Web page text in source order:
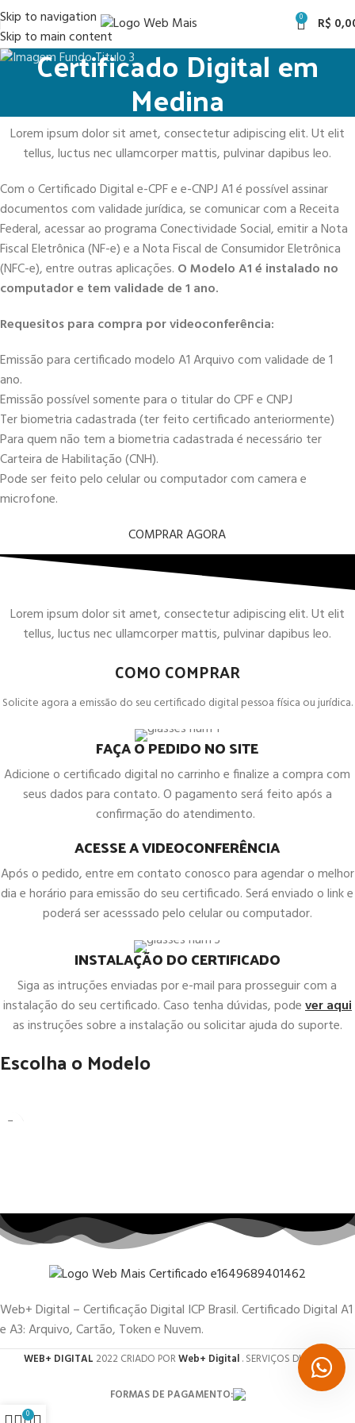
Skip to navigation
Skip to main content
0 R$
Certificado Digital em
Medina
Lorem ipsum dolor sit amet, consectetur adipiscing elit. Ut elit
tellus, luctus nec ullamcorper mattis, pulvinar dapibus leo.
Com o Certificado Digital e-CPF e e-CNPJ A1 é possível assinar
documentos com validade jurídica, se comunicar com a Receita
Federal, acessar ao programa Conectividade Social, emitir a Nota
Fiscal Eletrônica (NF-e) e a Nota Fiscal de Consumidor Eletrônica
(NFC-e), entre outras aplicações. O Modelo A1 é instalado no
computador e tem validade de 1 ano.
Requesitos para compra por videoconferência:
Emissão para certificado modelo A1 Arquivo com validade de 1
ano.
Emissão possível somente para o titular do CPF e CNPJ
Ter biometria cadastrada (ter feito certificado anteriormente)
Para quem não tem a biometria cadastrada é necessário ter
Carteira de Habilitação (CNH).
Pode ser feito pelo celular ou computador com camera e
microfone.
COMPRAR AGORA
Lorem ipsum dolor sit amet, consectetur adipiscing elit. Ut elit
tellus, luctus nec ullamcorper mattis, pulvinar dapibus leo.
COMO COMPRAR
Solicite agora a emissão do seu certificado digital pessoa física ou jurídica.
FAÇA O PEDIDO NO SITE
Adicione o certificado digital no carrinho e finalize a compra com
seus dados para contato. O pagamento será feito após a
confirmação do atendimento.
ACESSE A VIDEOCONFERÊNCIA
Após o pedido, entre em contato conosco para agendar o melhor
dia e horário para emissão do seu certificado. Será enviado o link e
poderá ser acesssado pelo celular ou computador.
INSTALAÇÃO DO CERTIFICADO
Siga as intruções enviadas por e-mail para prosseguir com a
instalação do seu certificado. Caso tenha dúvidas, podever aqui
as instruções sobre a instalação ou solicitar ajuda do suporte.
Escolha o Modelo
Web+ Digital – Certificação Digital ICP Brasil. Certificado Digital A1
e A3: Arquivo, Cartão, Token e Nuvem.
WEB+ DIGITAL 2022 CRIADO PORWeb+ Digital. SERVIÇOS DIGITAIS.
FORMAS DE PAGAMENTO:
0